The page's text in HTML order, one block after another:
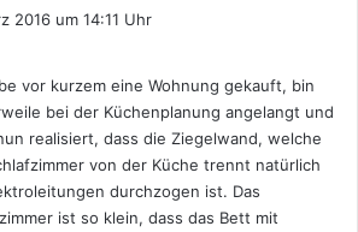
:
2016 um 14:11 Uhr
vor kurzem eine Wohnung gekauft, bin
bei der Küchenplanung angelangt und
realisiert, dass die Ziegelwand, welche
von der Küche trennt natürlich
durchzogen ist. Das
ist so klein, dass das Bett mit